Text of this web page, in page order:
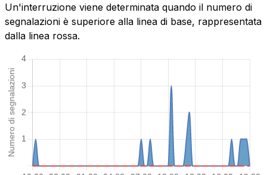
Un'interruzione viene determinata quando il numero di
segnalazioni è superiore alla linea di base, rappresentata
dalla linea rossa.